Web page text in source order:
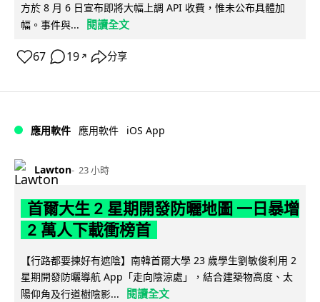
方於 8 月 6 日宣布即將大幅上調 API 收費，惟未公布具體加
幅。事件與...
閱讀全文
67 19 ↗ 分享
應用軟件 應用軟件 iOS App
Lawton 23 小時
首爾大生 2 星期開發防曬地圖 一日暴增
2 萬人下載衝榜首
【行路都要揀好有遮陰】南韓首爾大學 23 歲學生劉敏俊利用 2
星期開發防曬導航 App「走向陰涼處」，結合建築物高度、太
陽仰角及行道樹陰影...
閱讀全文